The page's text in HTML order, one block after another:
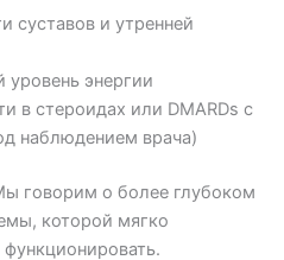
суставов и утренней
уровень энергии
в стероидах или DMARDs с
наблюдением врача)
говорим о более глубоком
которой мягко